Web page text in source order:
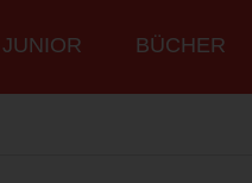
JUNIOR BÜCHER